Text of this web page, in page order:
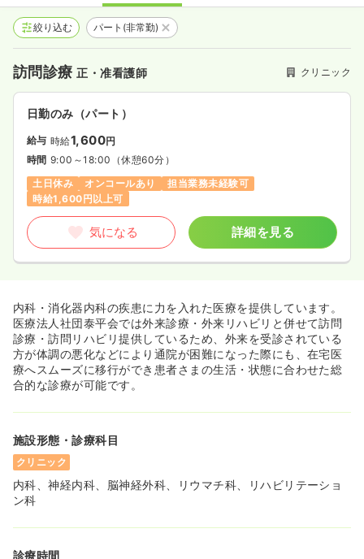
絞り込む パート(非常勤)
訪問診療正・准看護師 クリニック
日勤のみ（パート）
給与 時給1,600円
時間 9:00～18:00 （休憩60分）
土日休み
オンコールあり
担当業務未経験可
時給1,600円以上可
気になる 詳細を見る
内科・消化器内科の疾患に力を入れた医療を提供しています。
医療法人社団泰平会では外来診療・外来リハビリと併せて訪問
診療・訪問リハビリ提供しているため、外来を受診されている
方が体調の悪化などにより通院が困難になった際にも、在宅医
療へスムーズに移行ができ患者さまの生活・状態に合わせた総
合的な診療が可能です。
施設形態・診療科目
クリニック
内科、神経内科、脳神経外科、リウマチ科、リハビリテーショ
ン科
診療時間